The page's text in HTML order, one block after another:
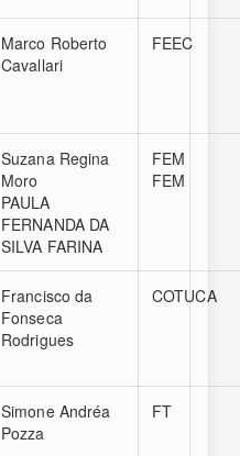
Marco Roberto
Cavallari
FEEC
Suzana Regina
Moro
PAULA
FERNANDA DA
SILVA FARINA
FEM
FEM
Francisco da
Fonseca
Rodrigues
COTUCA
Simone Andréa
Pozza
FT